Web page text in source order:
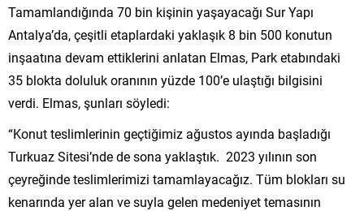
Tamamlandığında 70 bin kişinin yaşayacağı Sur Yapı
Antalya’da, çeşitli etaplardaki yaklaşık 8 bin 500 konutun
inşaatına devam ettiklerini anlatan Elmas, Park etabındaki
35 blokta doluluk oranının yüzde 100’e ulaştığı bilgisini
verdi. Elmas, şunları söyledi:
“Konut teslimlerinin geçtiğimiz ağustos ayında başladığı
Turkuaz Sitesi’nde de sona yaklaştık. 2023 yılının son
çeyreğinde teslimlerimizi tamamlayacağız. Tüm blokları su
kenarında yer alan ve suyla gelen medeniyet temasının